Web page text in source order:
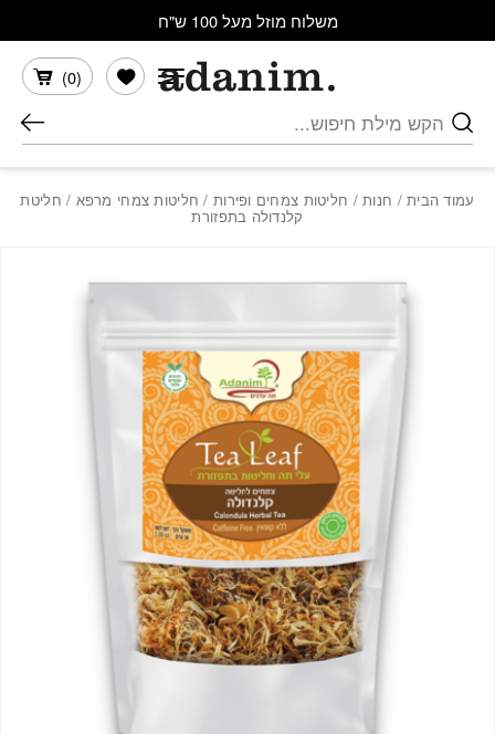
משלוח מוזל מעל 100 ש"ח
חיפוש
(
0
)
הרשימה שלי
עמוד הבית/ חנות/ חליטות צמחים ופירות / חליטות צמחי מרפא / חליטת
קלנדולה בתפזורת